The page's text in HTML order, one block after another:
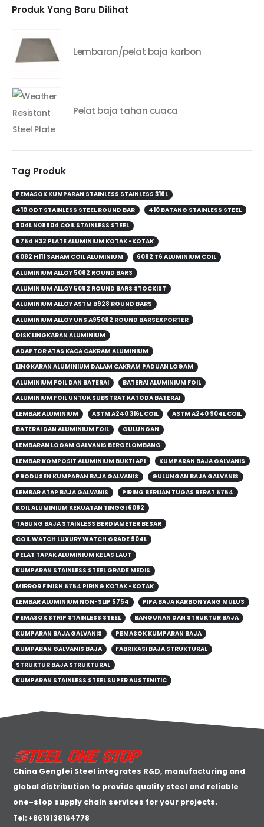
Produk Yang Baru Dilihat
Lembaran/pelat baja karbon
Pelat baja tahan cuaca
Tag Produk
PEMASOK KUMPARAN STAINLESS STAINLESS 316L
410 GDT STAINLESS STEEL ROUND BAR
410 BATANG STAINLESS STEEL
904L N08904 COIL STAINLESS STEEL
5754 H32 PLATE ALUMINIUM KOTAK -KOTAK
6082 H111 SAHAM COIL ALUMINIUM
6082 T6 ALUMINIUM COIL
ALUMINIUM ALLOY 5082 ROUND BARS
ALUMINIUM ALLOY 5082 ROUND BARS STOCKIST
ALUMINIUM ALLOY ASTM B928 ROUND BARS
ALUMINIUM ALLOY UNS A95082 ROUND BARSEXPORTER
DISK LINGKARAN ALUMINIUM
ADAPTOR ATAS KACA CAKRAM ALUMINIUM
LINGKARAN ALUMINIUM DALAM CAKRAM PADUAN LOGAM
ALUMINIUM FOIL DAN BATERAI
BATERAI ALUMINIUM FOIL
ALUMINIUM FOIL UNTUK SUBSTRAT KATODA BATERAI
LEMBAR ALUMINIUM
ASTM A240 316L COIL
ASTM A240 904L COIL
BATERAI DAN ALUMINIUM FOIL
GULUNGAN
LEMBARAN LOGAM GALVANIS BERGELOMBANG
LEMBAR KOMPOSIT ALUMINIUM BUKTI API
KUMPARAN BAJA GALVANIS
PRODUSEN KUMPARAN BAJA GALVANIS
GULUNGAN BAJA GALVANIS
LEMBAR ATAP BAJA GALVANIS
PIRING BERLIAN TUGAS BERAT 5754
KOIL ALUMINIUM KEKUATAN TINGGI 6082
TABUNG BAJA STAINLESS BERDIAMETER BESAR
COIL WATCH LUXURY WATCH GRADE 904L
PELAT TAPAK ALUMINIUM KELAS LAUT
KUMPARAN STAINLESS STEEL GRADE MEDIS
MIRROR FINISH 5754 PIRING KOTAK -KOTAK
LEMBAR ALUMINIUM NON-SLIP 5754
PIPA BAJA KARBON YANG MULUS
PEMASOK STRIP STAINLESS STEEL
BANGUNAN DAN STRUKTUR BAJA
KUMPARAN BAJA GALVANIS
PEMASOK KUMPARAN BAJA
KUMPARAN GALVANIS BAJA
FABRIKASI BAJA STRUKTURAL
STRUKTUR BAJA STRUKTURAL
KUMPARAN STAINLESS STEEL SUPER AUSTENITIC
China Gengfei Steel integrates R&D, manufacturing and
global distribution to provide quality steel and reliable
one-stop supply chain services for your projects.
Tel: +8619138164778